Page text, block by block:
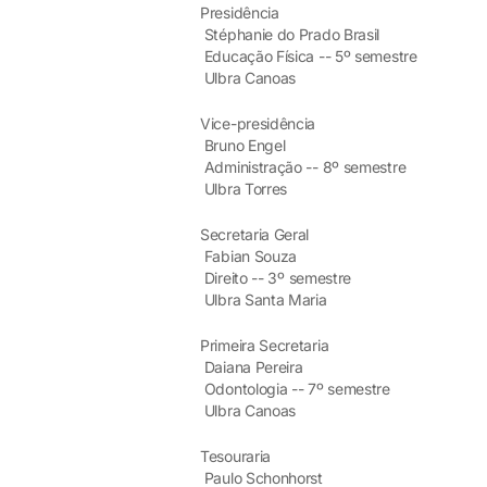
Presidência
Stéphanie do Prado Brasil
Educação Física -- 5º semestre
Ulbra Canoas
Vice-presidência
Bruno Engel
Administração -- 8º semestre
Ulbra Torres
Secretaria Geral
Fabian Souza
Direito -- 3º semestre
Ulbra Santa Maria
Primeira Secretaria
Daiana Pereira
Odontologia -- 7º semestre
Ulbra Canoas
Tesouraria
Paulo Schonhorst